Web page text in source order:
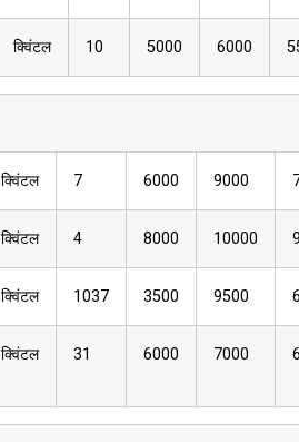
क्विंटल 10 5000 6000
क्विंटल 7 6000 9000
क्विंटल 4 8000 10000
क्विंटल 1037 3500 9500
क्विंटल 31 6000 7000